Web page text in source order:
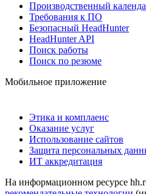
Производственный
Требования к ПО
Безопасный HeadHunter
HeadHunter API
Поиск работы
Поиск по резюме
Мобильное приложение
Этика и комплаенс
Оказание услуг
Использование сайтов
Защита персональных
ИТ аккредитация
На информационном ресурсе